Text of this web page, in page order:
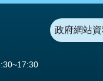
政府網站